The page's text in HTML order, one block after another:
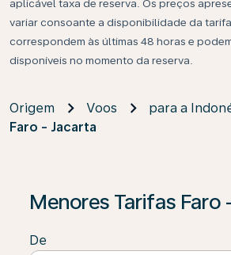
aplicável taxa de reserva. Os preços
variar consoante a disponibilidade da
correspondem às últimas 48 horas e
disponíveis no momento da reserva.
Origem Voos
para a
Faro - Jacarta
Menores Tarifas Faro
De
Se não forem encontrados